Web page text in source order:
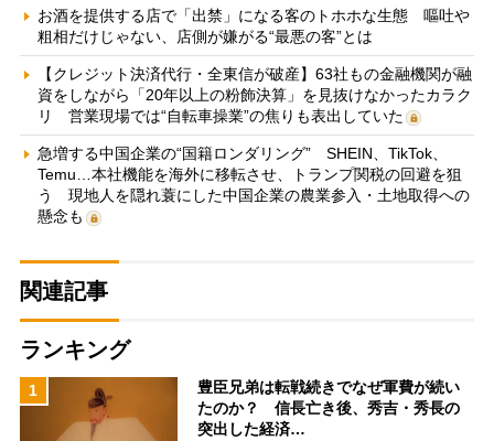
お酒を提供する店で「出禁」になる客のトホホな生態 嘔吐や
粗相だけじゃない、店側が嫌がる“最悪の客”とは
【クレジット決済代行・全東信が破産】63社もの金融機関が融
資をしながら「20年以上の粉飾決算」を見抜けなかったカラク
リ 営業現場では“自転車操業”の焦りも表出していた
急増する中国企業の“国籍ロンダリング” SHEIN、TikTok、
Temu…本社機能を海外に移転させ、トランプ関税の回避を狙
う 現地人を隠れ蓑にした中国企業の農業参入・土地取得への
懸念も
関連記事
ランキング
1
豊臣兄弟は転戦続きでなぜ軍費が続い
たのか？ 信長亡き後、秀吉・秀長の
突出した経済…